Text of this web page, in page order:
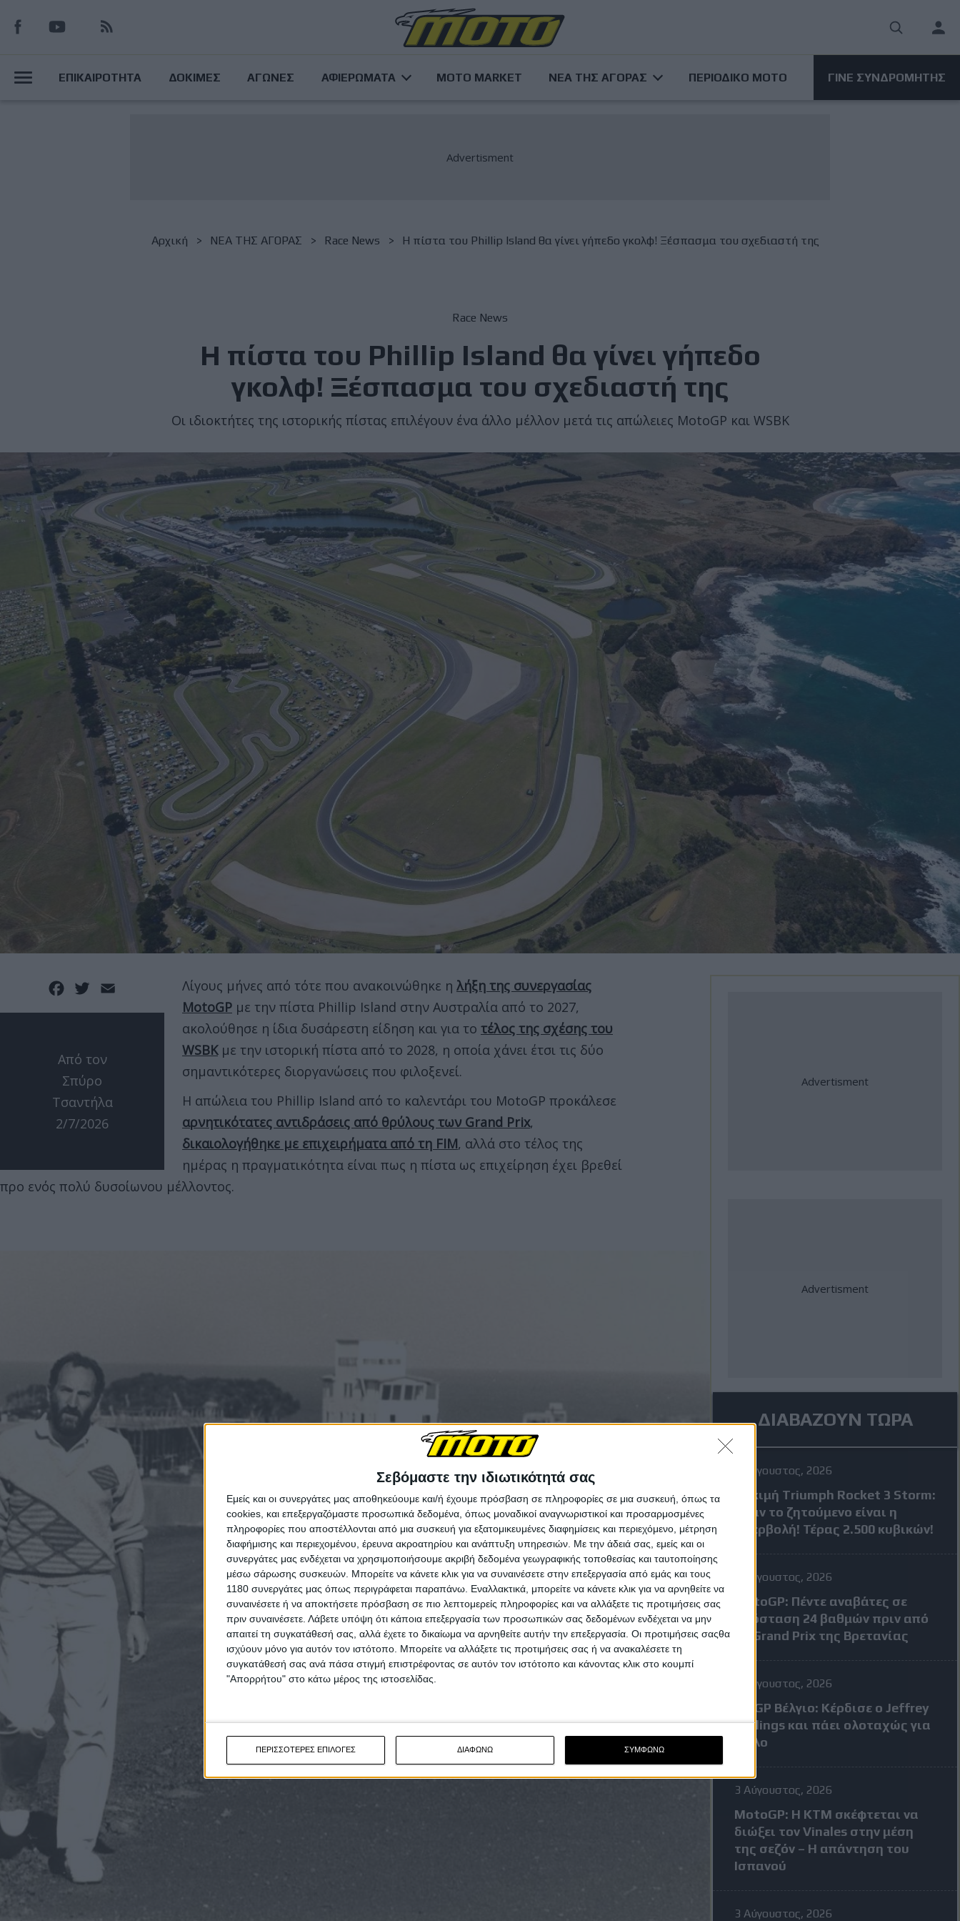
Σεβόμαστε την ιδιωτικότητά σας
Εμείς και οι συνεργάτες μας αποθηκεύουμε και/ή έχουμε πρόσβαση σε πληροφορίες σε μια συσκευή, όπως τα
cookies, και επεξεργαζόμαστε προσωπικά δεδομένα, όπως μοναδικοί αναγνωριστικοί και προσαρμοσμένες
πληροφορίες που αποστέλλονται από μια συσκευή για εξατομικευμένες διαφημίσεις και περιεχόμενο, μέτρηση
διαφήμισης και περιεχομένου, έρευνα ακροατηρίου και ανάπτυξη υπηρεσιών. Με την άδειά σας, εμείς και οι
συνεργάτες μας ενδέχεται να χρησιμοποιήσουμε ακριβή δεδομένα γεωγραφικής τοποθεσίας και ταυτοποίησης
μέσω σάρωσης συσκευών. Μπορείτε να κάνετε κλικ για να συναινέσετε στην επεξεργασία από εμάς και τους
1180 συνεργάτες μας όπως περιγράφεται παραπάνω. Εναλλακτικά, μπορείτε να κάνετε κλικ για να αρνηθείτε να
συναινέσετε ή να αποκτήσετε πρόσβαση σε πιο λεπτομερείς πληροφορίες και να αλλάξετε τις προτιμήσεις σας
πριν συναινέσετε. Λάβετε υπόψη ότι κάποια επεξεργασία των προσωπικών σας δεδομένων ενδέχεται να μην
απαιτεί τη συγκατάθεσή σας, αλλά έχετε το δικαίωμα να αρνηθείτε αυτήν την επεξεργασία. Οι προτιμήσεις σαςθα
ισχύουν μόνο για αυτόν τον ιστότοπο. Μπορείτε να αλλάξετε τις προτιμήσεις σας ή να ανακαλέσετε τη
συγκατάθεσή σας ανά πάσα στιγμή επιστρέφοντας σε αυτόν τον ιστότοπο και κάνοντας κλικ στο κουμπί
"Απορρήτου" στο κάτω μέρος της ιστοσελίδας.
ΠΕΡΙΣΣΟΤΕΡΕΣ ΕΠΙΛΟΓΕΣ ΔΙΑΦΩΝΩ ΣΥΜΦΩΝΩ
προς
κυρίως
User
MainΕΠΙΚΑΙΡΟΤΗΤΑ ΔΟΚΙΜΕΣ ΑΓΩΝΕΣ ΑΦΙΕΡΩΜΑΤΑ MOTO MARKET ΝΕΑ ΤΗΣ ΑΓΟΡΑΣ ΠΕΡΙΟΔΙΚΟ ΜΟΤΟ ΓΙΝΕ ΣΥΝΔΡΟΜΗΤΗΣ
Breadcrumb
Αρχική NΕΑ ΤΗΣ ΑΓΟΡΑΣ Race News Η πίστα του Phillip Island θα γίνει γήπεδο γκολφ! Ξέσπασμα του σχεδιαστή της
Race News
Η πίστα του Phillip Island θα γίνει γήπεδο
γκολφ! Ξέσπασμα του σχεδιαστή της
Οι ιδιοκτήτες της ιστορικής πίστας επιλέγουν ένα άλλο μέλλον μετά τις απώλειες MotoGP και WSBK
Facebook
Twitter
Από τον
Σπύρο
Τσαντήλα
2/7/2026
Λίγους μήνες από τότε που ανακοινώθηκε η λήξη της συνεργασίας
MotoGP με την πίστα Phillip Island στην Αυστραλία από το 2027,
ακολούθησε η ίδια δυσάρεστη είδηση και για το τέλος της σχέσης του
WSBKμε την ιστορική πίστα από το 2028, η οποία χάνει έτσι τις δύο
σημαντικότερες διοργανώσεις που φιλοξενεί.
Η απώλεια του Phillip Island από το καλεντάρι του MotoGP προκάλεσε
αρνητικότατες αντιδράσεις από θρύλους των Grand Prix,
δικαιολογήθηκε με επιχειρήματα από τη FIM, αλλά στο τέλος της
ημέρας η πραγματικότητα είναι πως η πίστα ως επιχείρηση έχει βρεθεί
προ ενός πολύ δυσοίωνου μέλλοντος.
ΔΙΑΒΑΖΟΥΝ ΤΩΡΑ
4 Αύγουστος, 2026
Δοκιμή Triumph Rocket 3 Storm:
Όταν το ζητούμενο είναι η
υπερβολή! Τέρας 2.500 κυβικών!
4 Αύγουστος, 2026
MotoGP: Πέντε αναβάτες σε
απόσταση 24 βαθμών πριν από
το Grand Prix της Βρετανίας
3 Αύγουστος, 2026
MXGP Βέλγιο: Κέρδισε ο Jeffrey
Herlings και πάει ολοταχώς για
τίτλο
3 Αύγουστος, 2026
MotoGP: Η KTM σκέφτεται να
διώξει τον Vinales στην μέση
της σεζόν – Η απάντηση του
Ισπανού
3 Αύγουστος, 2026